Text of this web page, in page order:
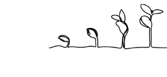
недетскими трудностями: от голода
до тотального одиночества.